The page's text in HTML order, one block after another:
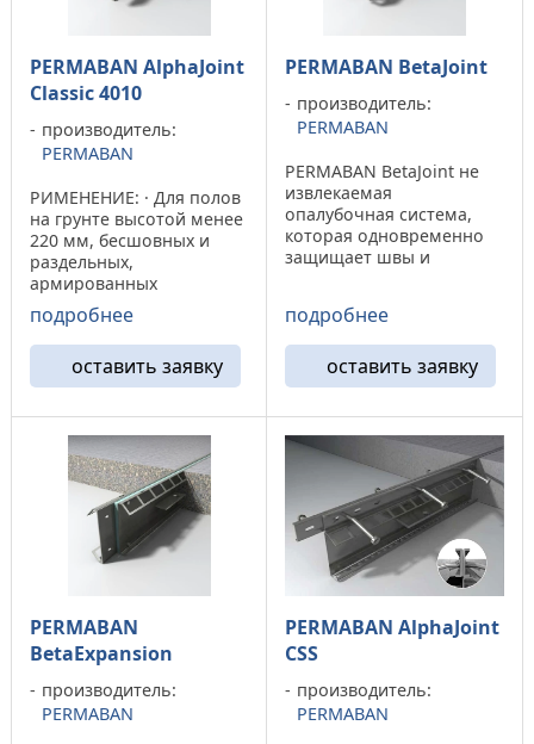
PERMABAN AlphaJoint
Classic 4010
производитель:
PERMABAN
РИМЕНЕНИЕ: · Для полов
на грунте высотой менее
220 мм, бесшовных и
раздельных,
армированных
стальными прутьями или
сеткой, либо
установленных на
железобетонных сваях
подвергающихся
большим нагрузкам. ·
При раскрытии
компенсационного ...
подробнее
оставить заявку
PERMABAN BetaJoint
производитель:
PERMABAN
PERMABAN BetaJoint не
извлекаемая
опалубочная система,
которая одновременно
защищает швы и
изготавливается путем
гибки листовой стали.
Решетчатость
обеспечивают
с закругленными ...
подробнее
оставить заявку
PERMABAN
BetaExpansion
производитель:
PERMABAN
PERMABAN AlphaJoint
СSS
производитель:
PERMABAN